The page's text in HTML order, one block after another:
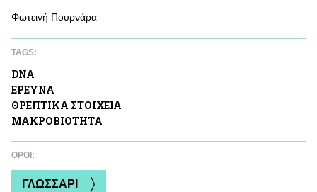
Φωτεινή Πουρνάρα
TAGS:
DNA
ΕΡΕΥΝΑ
ΘΡΕΠΤΙΚA ΣΤΟΙΧΕΙΑ
ΜΑΚΡΟΒΙΟΤΗΤΑ
ΌΡΟΙ:
ΓΛΩΣΣΑΡΙ